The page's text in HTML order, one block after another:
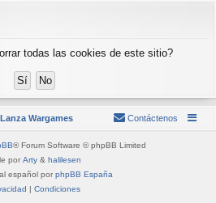
todas las cookies de este sitio?
Wargames Contáctenos
® Forum Software © phpBB Limited
por Arty & halilesen
español por phpBB España
| Condiciones